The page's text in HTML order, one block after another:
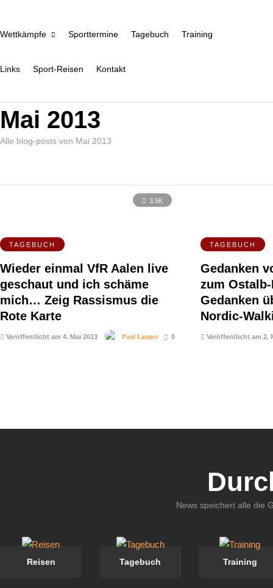
Wettkämpfe Sporttermine Tagebuch Training
Links Sport-Reisen Kontakt
Mai 2013
Alle blog-posts von Mai 2013
3.5K
TAGEBUCH
Wieder einmal VfR Aalen live
geschaut und ich schäme
mich… Zeig Rassismus die
Rote Karte
Veröffentlicht am 4. Mai 2013 Paul Launer 0
TAGEBUCH
Gedanken
zum
Gedanken
Nordic-
Veröffentlicht am 2.
News speichert alle die
Reisen Tagebuch Training